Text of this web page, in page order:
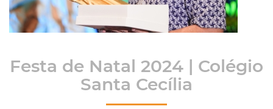
Festa de Natal 2024 | Colégio
Santa Cecília